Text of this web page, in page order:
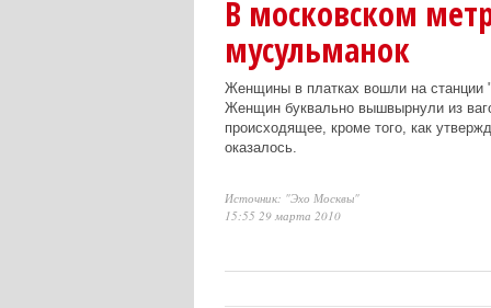
В московском
мусульманок
Женщины в платках вошли на станции
Женщин буквально вышвырнули из
происходящее, кроме того, как
оказалось.
Источник: "Эхо Москвы"
15:55 29 марта 2010